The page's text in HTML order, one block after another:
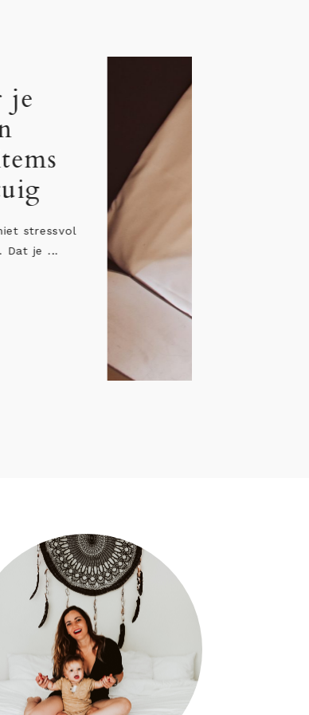
Jetlag bij baby: 12
persoonlijke tips &
adviezen
“Ik wil heel graag een verre reis maken,
ben zo bang voor de jetlag van de baby”.
LEES HET BERICHT